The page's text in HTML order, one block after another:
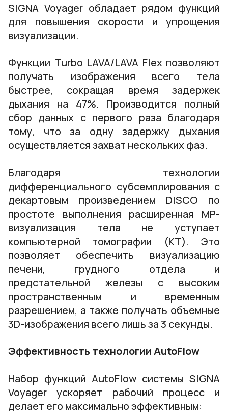
SIGNA Voyager обладает рядом функций
для повышения скорости и упрощения
визуализации.
Функции Turbo LAVA/LAVA Flex позволяют
получать изображения всего тела
быстрее, сокращая время задержек
дыхания на 47%. Производится полный
сбор данных с первого раза благодаря
тому, что за одну задержку дыхания
осуществляется захват нескольких фаз.
Благодаря технологии
дифференциального субсемплирования с
декартовым произведением DISCO по
простоте выполнения расширенная МР-
визуализация тела не уступает
компьютерной томографии (КТ). Это
позволяет обеспечить визуализацию
печени, грудного отдела и
предстательной железы с высоким
пространственным и временным
разрешением, а также получать объемные
3D-изображения всего лишь за 3 секунды.
Эффективность технологии AutoFlow
Набор функций AutoFlow системы SIGNA
Voyager ускоряет рабочий процесс и
делает его максимально эффективным: